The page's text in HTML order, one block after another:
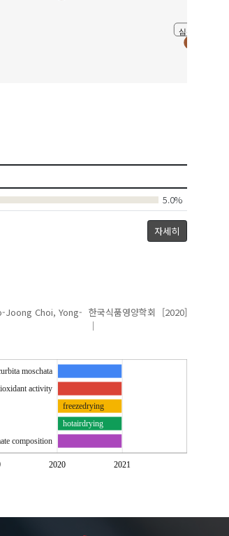
심완섭
5.0%
자세히
Joong Choi, Yong- 한국식품영양학회 [2020]
2020 2021
moschata
activity
freezedrying
hotairdrying
composition